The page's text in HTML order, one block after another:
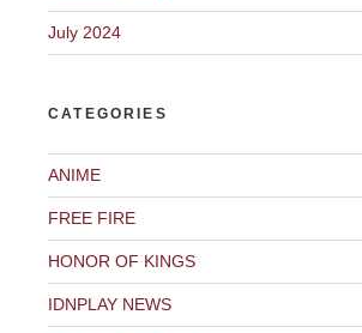
July 2024
CATEGORIES
ANIME
FREE FIRE
HONOR OF KINGS
IDNPLAY NEWS